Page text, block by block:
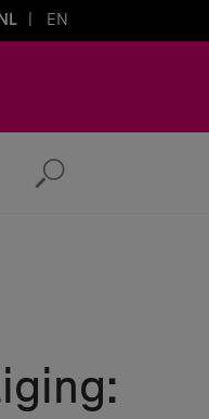
NL EN
Zoeken